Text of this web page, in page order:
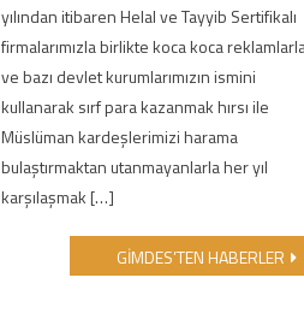
yılından itibaren Helal ve Tayyib Sertifikalı
firmalarımızla birlikte koca koca
ve bazı devlet kurumlarımızın ismini
kullanarak sırf para kazanmak hırsı ile
Müslüman kardeşlerimizi harama
bulaştırmaktan utanmayanlarla her yıl
karşılaşmak […]
GİMDES’TEN HABERLER